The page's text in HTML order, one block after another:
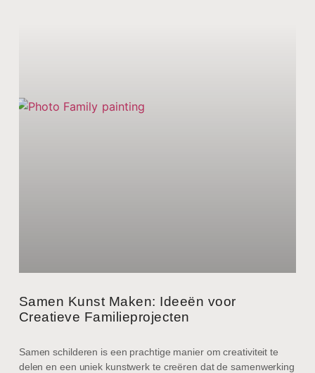
Samen Kunst Maken: Ideeën voor
Creatieve Familieprojecten
Samen schilderen is een prachtige manier om creativiteit te
delen en een uniek kunstwerk te creëren dat de samenwerking